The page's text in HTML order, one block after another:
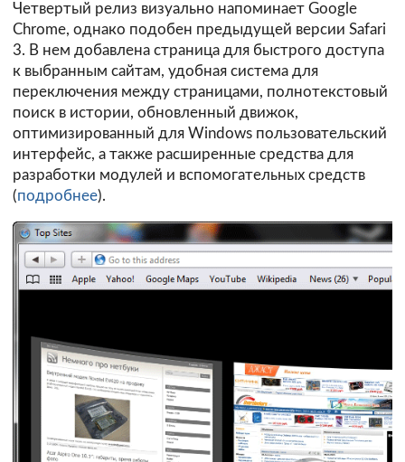
Четвертый релиз визуально напоминает Google
Chrome, однако подобен предыдущей версии Safari
3. В нем добавлена страница для быстрого доступа
к выбранным сайтам, удобная система для
переключения между страницами, полнотекстовый
поиск в истории, обновленный движок,
оптимизированный для Windows пользовательский
интерфейс, а также расширенные средства для
разработки модулей и вспомогательных средств
(подробнее).